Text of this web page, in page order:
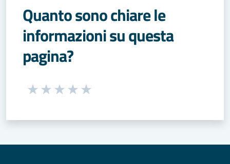
Quanto sono chiare le
informazioni su questa
pagina?
Seleziona una valutazione da 1 a 5 stelle